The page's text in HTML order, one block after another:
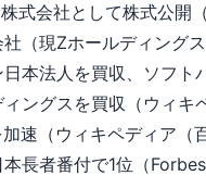
株式会社として株式公開
社（現Zホールディング
日本法人を買収、ソフ
ィングスを買収（ウィ
加速（ウィキペディア（
本長者番付で1位（